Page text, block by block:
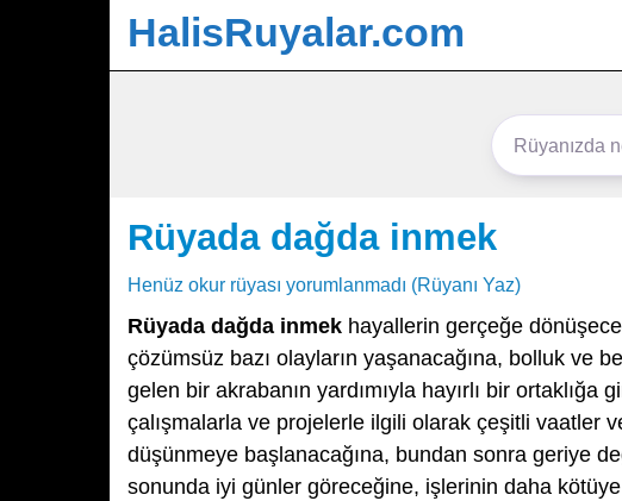
HalisRuyalar.com
Rüyada dağda inmek
Henüz okur rüyası yorumlanmadı (Rüyanı Yaz)
Rüyada dağda inmek hayallerin gerçeğe
çözümsüz bazı olayların yaşanacağına, bolluk ve
gelen bir akrabanın yardımıyla hayırlı bir
çalışmalarla ve projelerle ilgili olarak çeşitli vaatler
düşünmeye başlanacağına, bundan sonra geriye
sonunda iyi günler göreceğine, işlerinin daha